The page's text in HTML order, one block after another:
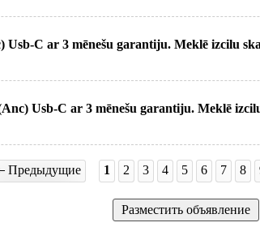
Usb-C ar 3 mēnešu garantiju. Meklē izcilu
Usb-C ar 3 mēnešu garantiju. Meklē
Предыдущие 1 2 3 4 5 6 7 8